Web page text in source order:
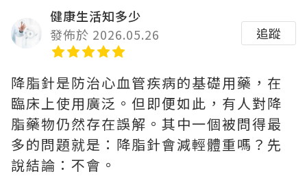
健康生活知多少
發佈於 2026.05.26
追蹤
降脂針是防治心血管疾病的基礎用藥，在
臨床上使用廣泛。但即便如此，有人對降
脂藥物仍然存在誤解。其中一個被問得最
多的問題就是：降脂針會減輕體重嗎？先
說結論：不會。